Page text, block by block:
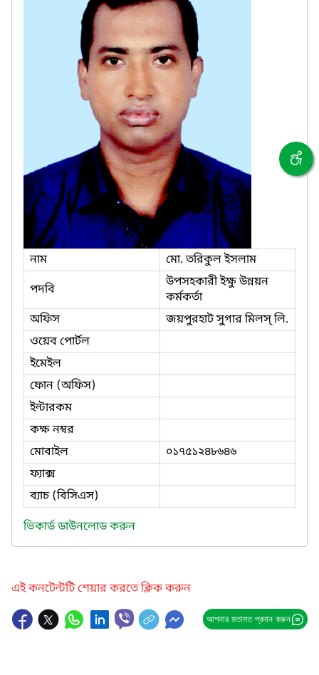
নাম
মো. তরিকুল ইসলাম
পদবি
উপসহকারী ইক্ষু উন্নয়ন
কর্মকর্তা
অফিস
জয়পুরহাট সুগার মিলস্ লি.
ওয়েব পোর্টল
ইমেইল
ফোন (অফিস)
ইন্টারকম
কক্ষ নম্বর
মোবাইল
০১৭৫১২৪৮৬৪৬
ফ্যাক্স
ব্যাচ (বিসিএস)
ভিকার্ড ডাউনলোড করুন
এই কনটেন্টটি শেয়ার করতে ক্লিক করুন
আপনার মতামত প্রদান করুন